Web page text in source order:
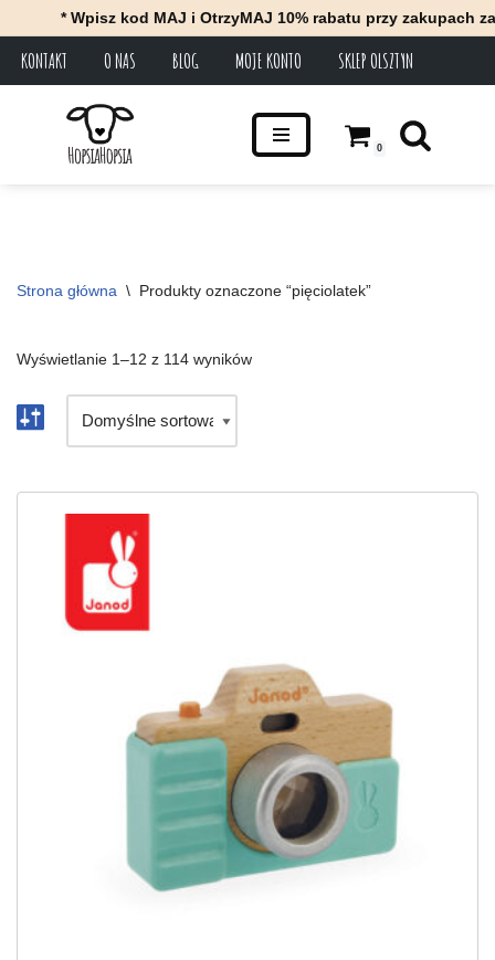
Wpisz kod MAJ i OtrzyMAJ 10% rabatu przy zakupach za
KONTAKT O NAS BLOG MOJE KONTO SKLEP OLSZTYN
0
Strona główna \ Produkty oznaczone “pięciolatek”
Wyświetlanie 1–12 z 114 wyników